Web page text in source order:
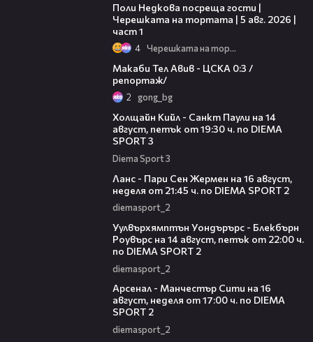
Поли Недкова посреща гости |
Черешката на тортата | 5 авг. 2026 |
част 1
4 Черешката на тортата
Макаби Тел Авив - ЦСКА 0:3 /
репортаж/
2 gong_bg
Холщайн Кийл - Санкт Паули на 14
август, петък от 19:30 ч. по DIEMA
SPORT 3
Diema Sport 3
Ланс - Пари Сен Жермен на 16 август,
неделя от 21:45 ч. по DIEMA SPORT 2
diemasport_2
Уулвърхямптън Уондърърс - Блекбърн
Роувърс на 14 август, петък от 22:00 ч.
по DIEMA SPORT 2
diemasport_2
Арсенал - Манчестър Сити на 16
август, неделя от 17:00 ч. по DIEMA
SPORT 2
diemasport_2